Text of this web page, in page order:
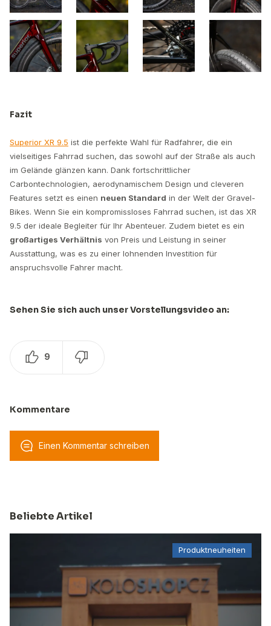
Fazit
Superior XR 9.5 ist die perfekte Wahl für Radfahrer, die ein
vielseitiges Fahrrad suchen, das sowohl auf der Straße als auch
im Gelände glänzen kann. Dank fortschrittlicher
Carbontechnologien, aerodynamischem Design und cleveren
Features setzt es einen neuen Standard in der Welt der Gravel-
Bikes. Wenn Sie ein kompromissloses Fahrrad suchen, ist das XR
9.5 der ideale Begleiter für Ihr Abenteuer. Zudem bietet es ein
großartiges Verhältnis von Preis und Leistung in seiner
Ausstattung, was es zu einer lohnenden Investition für
anspruchsvolle Fahrer macht.
Sehen Sie sich auch unser Vorstellungsvideo an:
9
Kommentare
Einen Kommentar schreiben
Beliebte Artikel
Produktneuheiten